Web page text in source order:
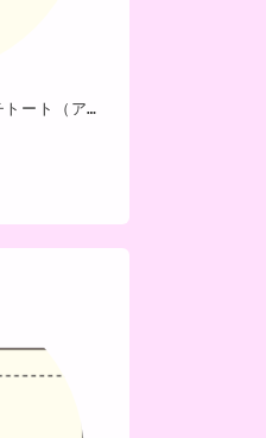
ポチャッコ cafe 限定コラボランチトート（アイスクリームタイプ）